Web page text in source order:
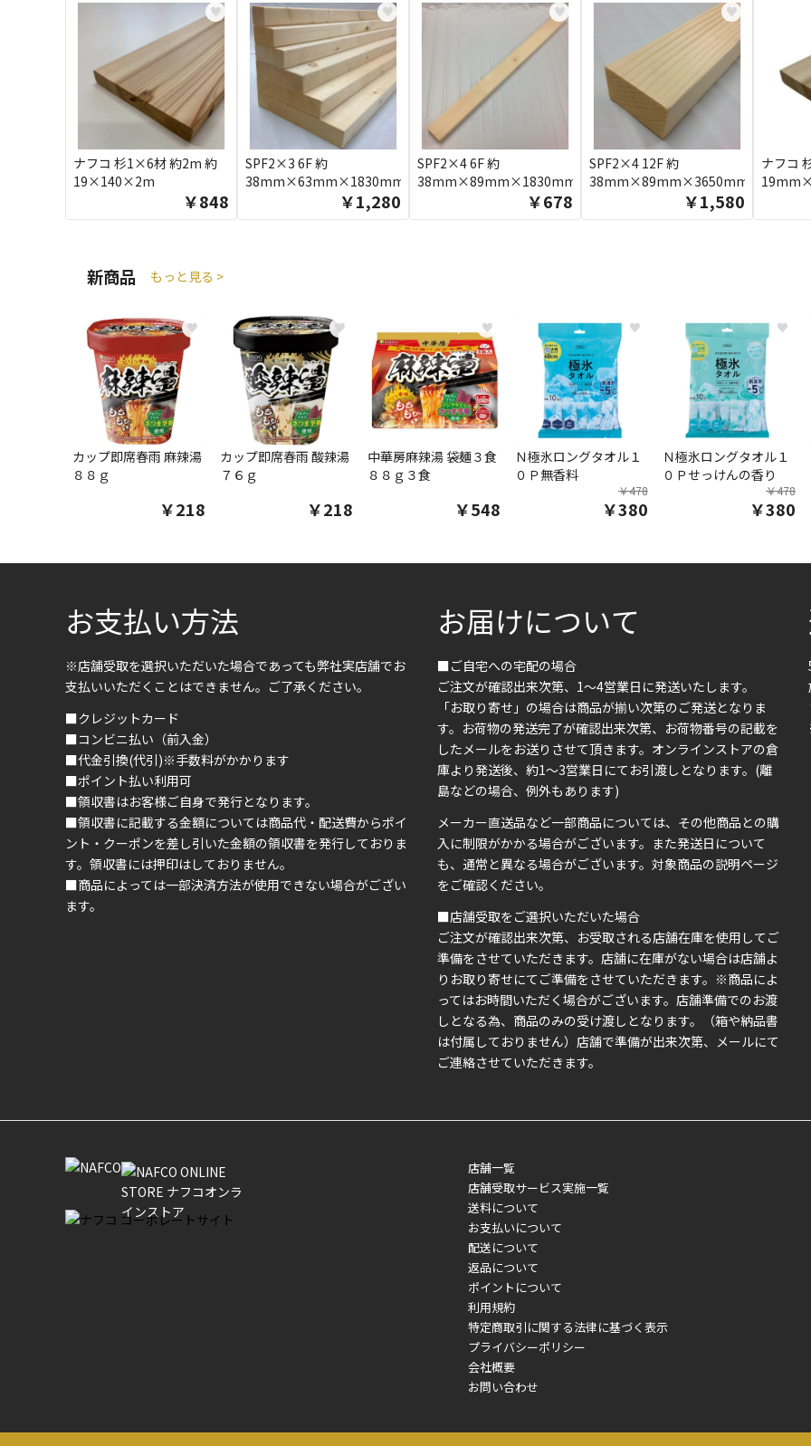
♥
ナフコ 杉1×6材 約2m 約
19×140×2m
￥848
♥
SPF2×3 6F 約
38mm×63mm×1830mm
￥1,280
♥
SPF2×4 6F 約
38mm×89mm×1830mm
￥678
♥
SPF2×4 12F 約
38mm×89mm×3650mm
￥1,580
ナフコ
新商品 もっと見る >
♥
カップ即席春雨 麻辣湯
８８ｇ
￥218
♥
カップ即席春雨 酸辣湯
７６ｇ
￥218
♥
中華房麻辣湯 袋麺３食
８８ｇ３食
￥548
♥
Ｎ極氷ロングタオル１
０Ｐ無香料
￥478
￥380
♥
Ｎ極氷ロングタオル１
０Ｐせっけんの香り
￥478
￥380
お支払い方法
※店舗受取を選択いただいた場合であっても弊社実店舗でお
支払いいただくことはできません。ご了承ください。
■クレジットカード
■コンビニ払い（前入金）
■代金引換(代引)※手数料がかかります
■ポイント払い利用可
■領収書はお客様ご自身で発行となります。
■領収書に記載する金額については商品代・配送費からポイ
ント・クーポンを差し引いた金額の領収書を発行しておりま
す。領収書には押印はしておりません。
■商品によっては一部決済方法が使用できない場合がござい
ます。
お届けについて
■ご自宅への宅配の場合
ご注文が確認出来次第、1～4営業日に発送いたします。
「お取り寄せ」の場合は商品が揃い次第のご発送となりま
す。お荷物の発送完了が確認出来次第、お荷物番号の記載を
したメールをお送りさせて頂きます。オンラインストアの倉
庫より発送後、約1～3営業日にてお引渡しとなります。(離
島などの場合、例外もあります)
メーカー直送品など一部商品については、その他商品との購
入に制限がかかる場合がございます。また発送日について
も、通常と異なる場合がございます。対象商品の説明ページ
をご確認ください。
■店舗受取をご選択いただいた場合
ご注文が確認出来次第、お受取される店舗在庫を使用してご
準備をさせていただきます。店舗に在庫がない場合は店舗よ
りお取り寄せにてご準備をさせていただきます。※商品によ
ってはお時間いただく場合がございます。店舗準備でのお渡
しとなる為、商品のみの受け渡しとなります。（箱や納品書
は付属しておりません）店舗で準備が出来次第、メールにて
ご連絡させていただきます。
店舗一覧
店舗受取サービス実施一覧
送料について
お支払いについて
配送について
返品について
ポイントについて
利用規約
特定商取引に関する法律に基づく表示
プライバシーポリシー
会社概要
お問い合わせ